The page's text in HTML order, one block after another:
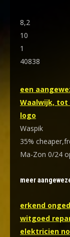
8,2
10
1
40838
een
Waalwijk, tot
logo
Waspik
35%
Ma-Zon 0/24
meer
erkend
witgoed
elektricien